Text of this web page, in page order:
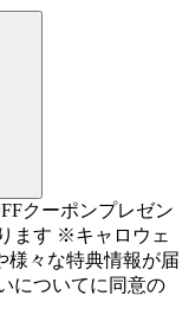
クーポンプレゼン
ます ※キャロウェ
様々な特典情報が届
についてに同意の